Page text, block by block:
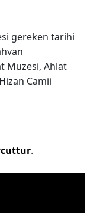
gereken tarihi
Müzesi, Ahlat
Camii
.